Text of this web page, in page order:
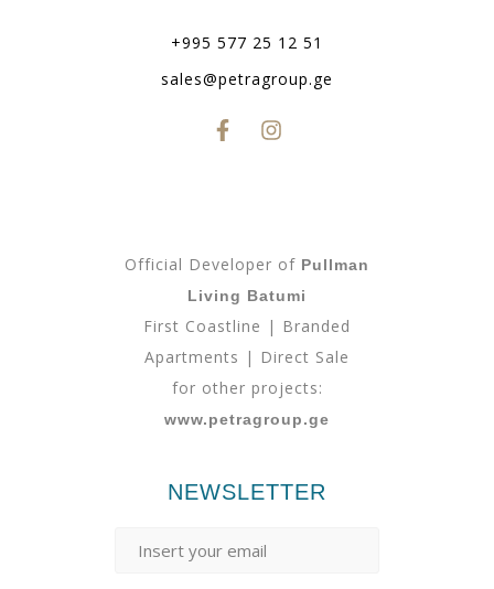
+995 577 25 12 51
sales@petragroup.ge
Official Developer of Pullman
Living Batumi
First Coastline | Branded
Apartments | Direct Sale
for other projects:
www.petragroup.ge
NEWSLETTER